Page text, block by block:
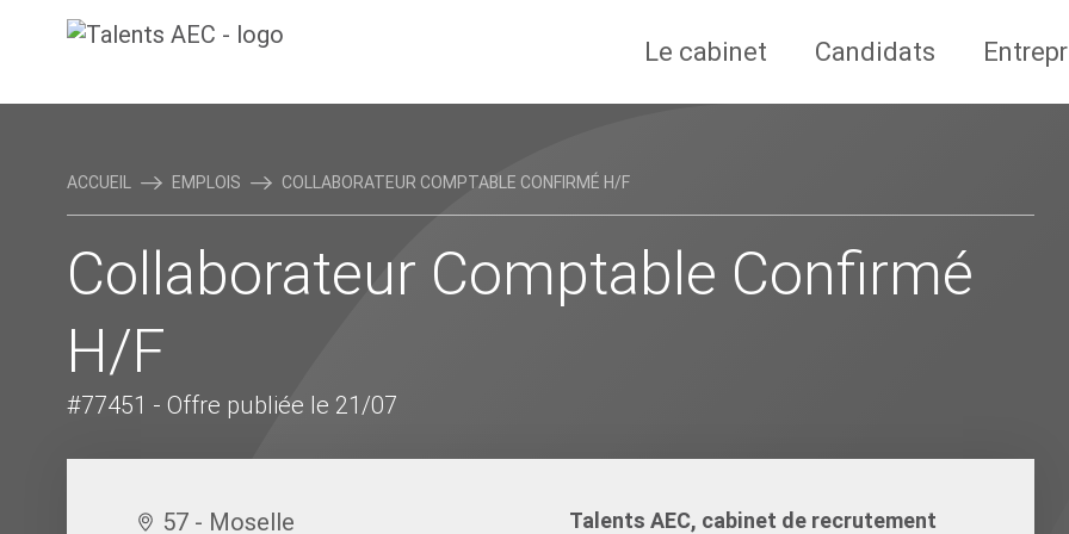
Le cabinet Candidats
ACCUEIL EMPLOIS COLLABORATEUR COMPTABLE CONFIRMÉ H/F
Collaborateur Comptable Confirmé
H/F
#77451 - Offre publiée le 21/07
57 - Moselle Talents AEC, cabinet de recrutement